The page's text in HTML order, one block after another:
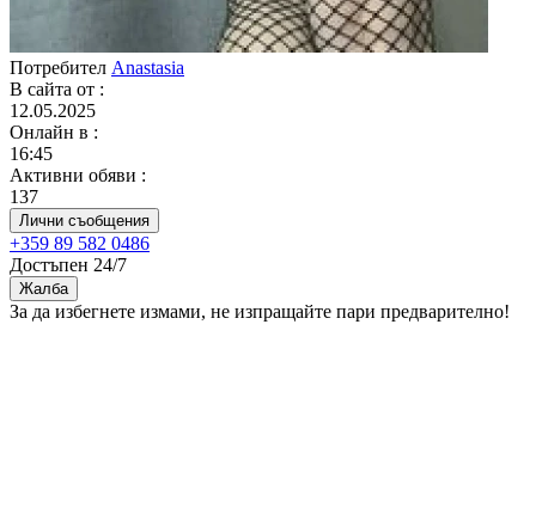
Потребител Anastasia
В сайта от :
12.05.2025
Онлайн в :
16:45
Активни обяви :
137
Лични съобщения
+359 89 582 0486
Достъпен 24/7
Жалба
За да избегнете измами, не изпращайте пари предварително!